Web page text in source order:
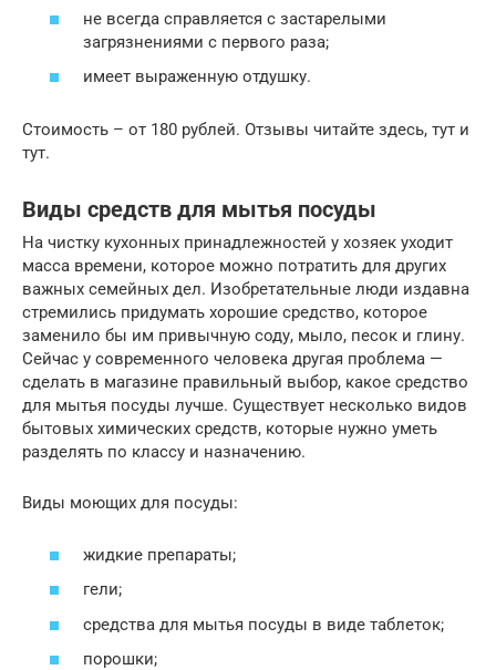
не всегда справляется с застарелыми
загрязнениями с первого раза;
имеет выраженную отдушку.
Стоимость – от 180 рублей. Отзывы читайте здесь, тут и
тут.
Виды средств для мытья посуды
На чистку кухонных принадлежностей у хозяек уходит
масса времени, которое можно потратить для других
важных семейных дел. Изобретательные люди издавна
стремились придумать хорошие средство, которое
заменило бы им привычную соду, мыло, песок и глину.
Сейчас у современного человека другая проблема —
сделать в магазине правильный выбор, какое средство
для мытья посуды лучше. Существует несколько видов
бытовых химических средств, которые нужно уметь
разделять по классу и назначению.
Виды моющих для посуды:
жидкие препараты;
гели;
средства для мытья посуды в виде таблеток;
порошки;